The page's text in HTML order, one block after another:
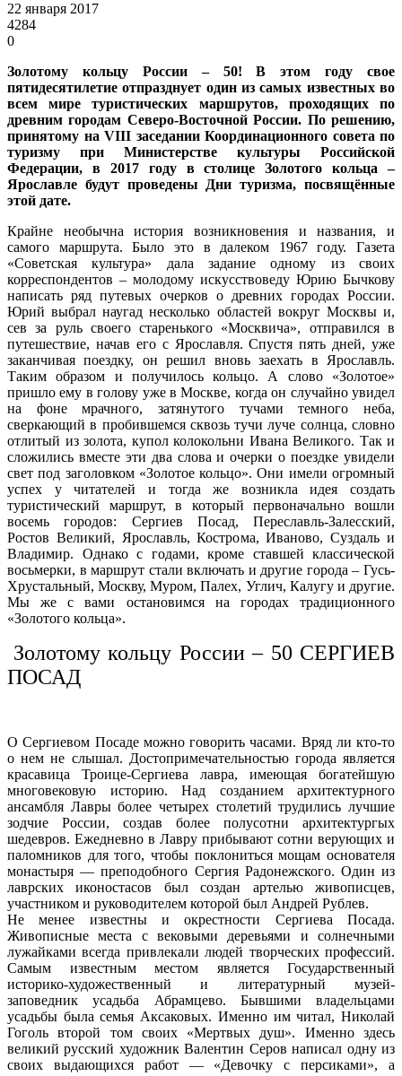
22 января 2017
4284
0
Золотому кольцу России – 50! В этом году свое
пятидесятилетие отпразднует один из самых известных во
всем мире туристических маршрутов, проходящих по
древним городам Северо-Восточной России. По решению,
принятому на VIII заседании Координационного совета по
туризму при Министерстве культуры Российской
Федерации, в 2017 году в столице Золотого кольца –
Ярославле будут проведены Дни туризма, посвящённые
этой дате.
Крайне необычна история возникновения и названия, и
самого маршрута. Было это в далеком 1967 году. Газета
«Советская культура» дала задание одному из своих
корреспондентов – молодому искусствоведу Юрию Бычкову
написать ряд путевых очерков о древних городах России.
Юрий выбрал наугад несколько областей вокруг Москвы и,
сев за руль своего старенького «Москвича», отправился в
путешествие, начав его с Ярославля. Спустя пять дней, уже
заканчивая поездку, он решил вновь заехать в Ярославль.
Таким образом и получилось кольцо. А слово «Золотое»
пришло ему в голову уже в Москве, когда он случайно увидел
на фоне мрачного, затянутого тучами темного неба,
сверкающий в пробившемся сквозь тучи луче солнца, словно
отлитый из золота, купол колокольни Ивана Великого. Так и
сложились вместе эти два слова и очерки о поездке увидели
свет под заголовком «Золотое кольцо». Они имели огромный
успех у читателей и тогда же возникла идея создать
туристический маршрут, в который первоначально вошли
восемь городов: Сергиев Посад, Переславль-Залесский,
Ростов Великий, Ярославль, Кострома, Иваново, Суздаль и
Владимир. Однако с годами, кроме ставшей классической
восьмерки, в маршрут стали включать и другие города – Гусь-
Хрустальный, Москву, Муром, Палех, Углич, Калугу и другие.
Мы же с вами остановимся на городах традиционного
«Золотого кольца».
Золотому кольцу России – 50 СЕРГИЕВ
ПОСАД
О Сергиевом Посаде можно говорить часами. Вряд ли кто-то
о нем не слышал. Достопримечательностью города является
красавица Троице-Сергиева лавра, имеющая богатейшую
многовековую историю. Над созданием архитектурного
ансамбля Лавры более четырех столетий трудились лучшие
зодчие России, создав более полусотни архитектургых
шедевров. Ежедневно в Лавру прибывают сотни верующих и
паломников для того, чтобы поклониться мощам основателя
монастыря — преподобного Сергия Радонежского. Один из
лаврских иконостасов был создан артелью живописцев,
участником и руководителем которой был Андрей Рублев.
Не менее известны и окрестности Сергиева Посада.
Живописные места с вековыми деревьями и солнечными
лужайками всегда привлекали людей творческих профессий.
Самым известным местом является Государственный
историко-художественный и литературный музей-
заповедник усадьба Абрамцево. Бывшими владельцами
усадьбы была семья Аксаковых. Именно им читал, Николай
Гоголь второй том своих «Мертвых душ». Именно здесь
великий русский художник Валентин Серов написал одну из
своих выдающихся работ — «Девочку с персиками», а